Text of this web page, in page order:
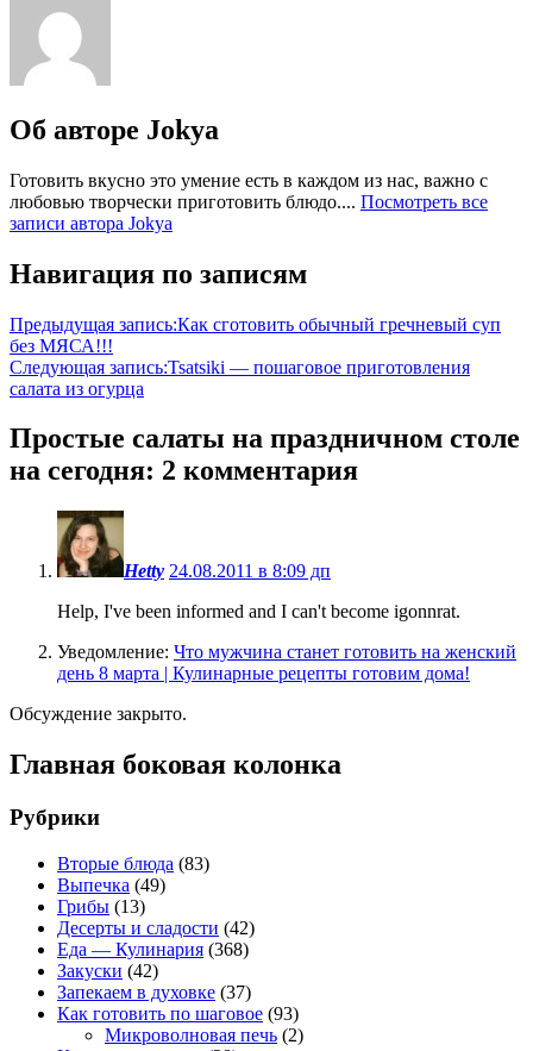
Об авторе Jokya
Готовить вкусно это умение есть в каждом из нас, важно с
любовью творчески приготовить блюдо.... Посмотреть все
записи автора Jokya
Навигация по записям
Предыдущая запись:Как сготовить обычный гречневый суп
без МЯСА!!!
Следующая запись:Tsatsiki — пошаговое приготовления
салата из огурца
Простые салаты на праздничном столе
на сегодня: 2 комментария
Hetty 24.08.2011 в 8:09 дп
Help, I've been informed and I can't become igonnrat.
Уведомление: Что мужчина станет готовить на женский
день 8 марта | Кулинарные рецепты готовим дома!
Обсуждение закрыто.
Главная боковая колонка
Рубрики
Вторые блюда (83)
Выпечка (49)
Грибы (13)
Десерты и сладости (42)
Еда — Кулинария (368)
Закуски (42)
Запекаем в духовке (37)
Как готовить по шаговое (93)
Микроволновая печь (2)